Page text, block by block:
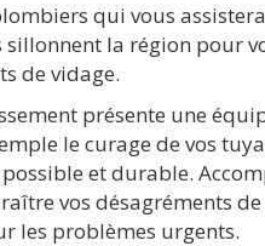
qui vous
la région pour
de vidage.
présente une
le curage de vos
et durable.
vos désagréments
les problèmes urgents.